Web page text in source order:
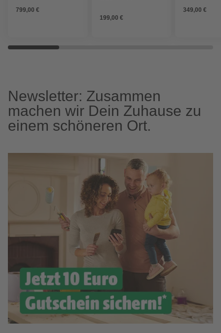
799,00 €
199,00 €
349,00 €
Newsletter: Zusammen
machen wir Dein Zuhause zu
einem schöneren Ort.